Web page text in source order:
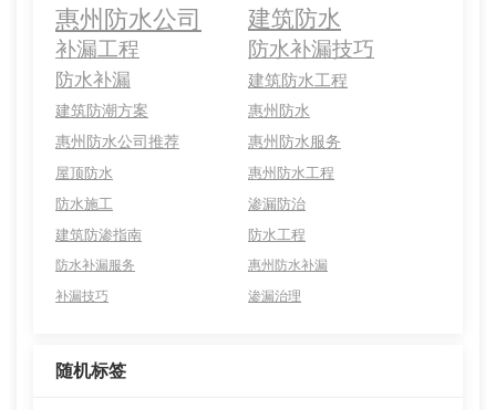
惠州防水公司 建筑防水
补漏工程 防水补漏技巧
防水补漏 建筑防水工程
建筑防潮方案
惠州防水
惠州防水公司推荐
惠州防水服务
屋顶防水
惠州防水工程
防水施工
渗漏防治
建筑防渗指南
防水工程
防水补漏服务
惠州防水补漏
补漏技巧
渗漏治理
随机标签